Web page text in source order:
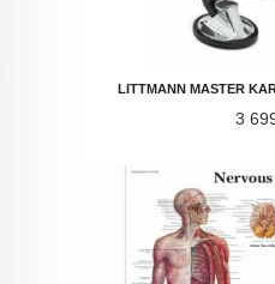
LITTMANN MASTER
Pris
3